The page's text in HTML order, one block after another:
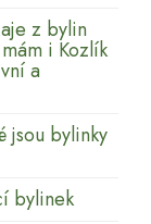
z bylin
i Kozlík
a
jsou bylinky
bylinek